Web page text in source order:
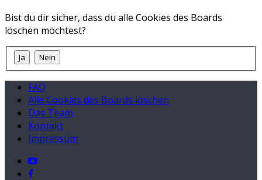
Bist du dir sicher, dass du alle Cookies des Boards
löschen möchtest?
FAQ
Alle Cookies des Boards löschen
Das Team
Kontakt
Impressum